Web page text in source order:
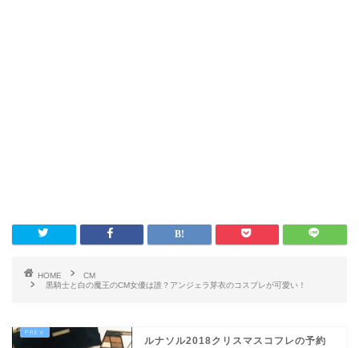
HOME
CM
黒騎士と白の魔王のCM女優は誰？アンジェラ芽衣のコスプレが可愛い！
ルナソル2018クリスマスコフレの予約